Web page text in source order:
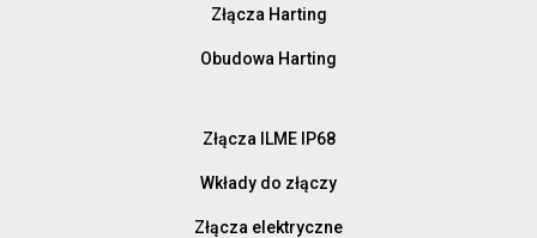
Złącza Harting
Obudowa Harting
Złącza ILME IP68
Wkłady do złączy
Złącza elektryczne